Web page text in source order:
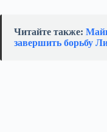
Читайте также:
завершить борьбу